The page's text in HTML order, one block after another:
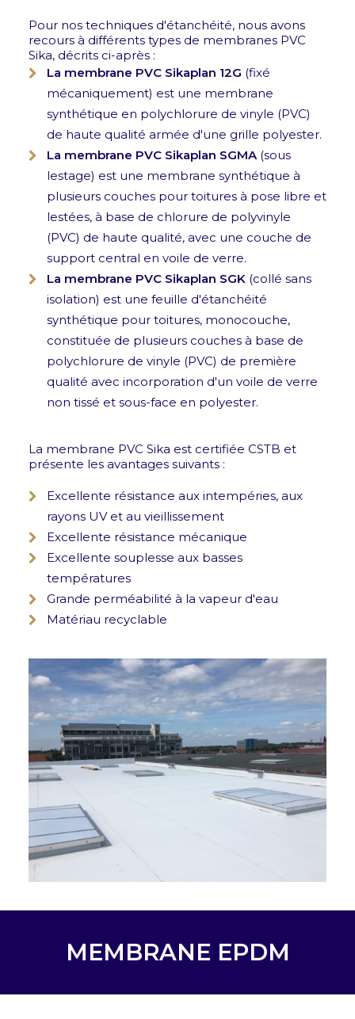
Pour nos techniques d'étanchéité, nous avons
recours à différents types de membranes PVC
Sika, décrits ci-après :
La membrane PVC Sikaplan 12G (fixé
mécaniquement) est une membrane
synthétique en polychlorure de vinyle (PVC)
de haute qualité armée d'une grille polyester.
La membrane PVC Sikaplan SGMA(sous
lestage) est une membrane synthétique à
plusieurs couches pour toitures à pose libre et
lestées, à base de chlorure de polyvinyle
(PVC) de haute qualité, avec une couche de
support central en voile de verre.
La membrane PVC Sikaplan SGK(collé sans
isolation) est une feuille d'étanchéité
synthétique pour toitures, monocouche,
constituée de plusieurs couches à base de
polychlorure de vinyle (PVC) de première
qualité avec incorporation d'un voile de verre
non tissé et sous-face en polyester.
La membrane PVC Sika est certifiée CSTB et
présente les avantages suivants :
Excellente résistance aux intempéries, aux
rayons UV et au vieillissement
Excellente résistance mécanique
Excellente souplesse aux basses
températures
Grande perméabilité à la vapeur d'eau
Matériau recyclable
MEMBRANE EPDM